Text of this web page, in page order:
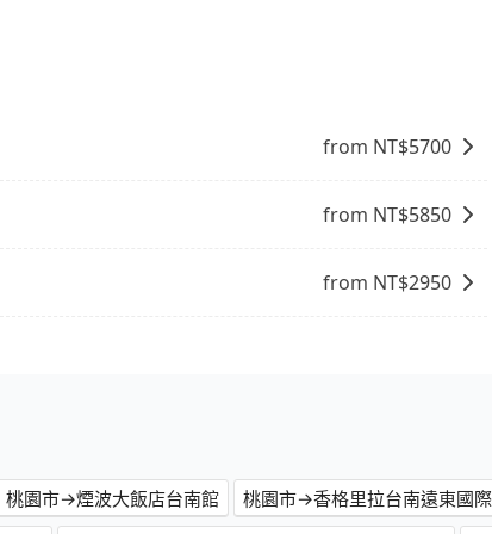
from NT$5700
from NT$5850
from NT$2950
桃園市→煙波大飯店台南館
桃園市→香格里拉台南遠東國